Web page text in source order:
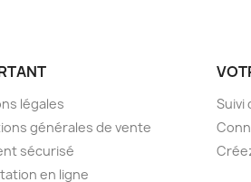
légales
générales de vente
sécurisé
en ligne
Suivi